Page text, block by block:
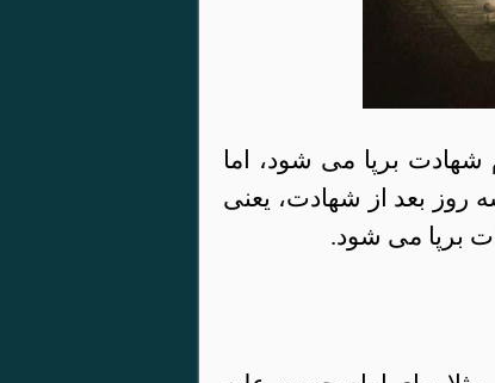
برپا می شود، اما
روز بعد از شهادت، یعنی
برپا می شود.